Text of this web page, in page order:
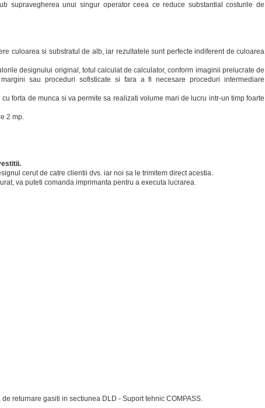
supravegherea unui singur operator ceea ce reduce substantial costurile de
culoarea si substratul de alb, iar rezultatele sunt perfecte indiferent de culoarea
designului original, totul calculat de calculator, conform imaginii prelucrate de
sau proceduri sofisticate si fara a fi necesare proceduri intermediare
forta de munca si va permite sa realizati volume mari de lucru intr-un timp foarte
2 mp.
cerut de catre clientii dvs. iar noi sa le trimitem direct acestia.
va puteti comanda imprimanta pentru a executa lucrarea.
returnare gasiti in sectiunea DLD - Suport tehnic COMPASS.